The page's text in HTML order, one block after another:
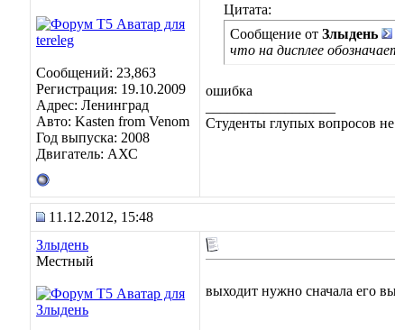
Сообщений: 23,863
Регистрация: 19.10.2009
Адрес: Ленинград
Авто: Kasten from Venom
Год выпуска: 2008
Двигатель: АХС
Цитата:
Сообщение от Злыдень
что на дисплее
ошибка
Студенты глупых вопросов
11.12.2012, 15:48
Злыдень
Местный
выходит нужно сначала его